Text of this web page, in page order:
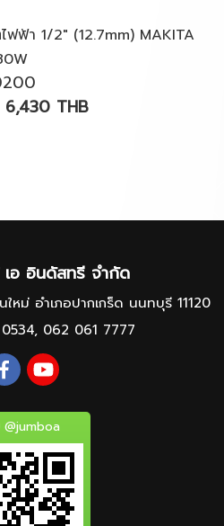
ฟฟ้า 1/2" (12.7mm) MAKITA
6,430 THB
อ อินดัสทรี จำกัด
ม่ อำเภอปากเกร็ด นนทบุรี 11120
, 062 061 7777
@jumboa